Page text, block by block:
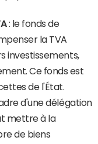
: le fonds de
la TVA
investissements,
Ce fonds est
de l'État.
d'une délégation
mettre à la
de biens